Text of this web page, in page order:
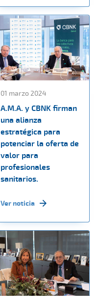
01 marzo 2024
A.M.A. y CBNK firman
una alianza
estratégica para
potenciar la oferta de
valor para
profesionales
sanitarios.
Ver noticia